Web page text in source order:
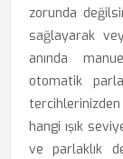
zorunda
sağlayarak
anında
otomatik
hangi ışık
ve parlaklık